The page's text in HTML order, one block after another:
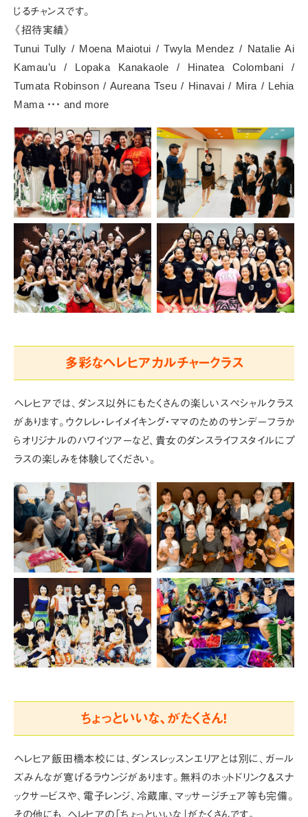
じるチャンスです。
《招待実績》
Tunui Tully / Moena Maiotui / Twyla Mendez / Natalie Ai
Kamau’u / Lopaka Kanakaole / Hinatea Colombani /
Tumata Robinson / Aureana Tseu / Hinavai / Mira / Lehia
Mama ・・・ and more
多彩なヘレヒアカルチャークラス
ヘレヒアでは、ダンス以外にもたくさんの楽しいスペシャルクラス
があります。 ウクレレ・レイメイキング・ママのためのサンデーフラか
らオリジナルのハワイツアーなど、 貴女のダンスライフスタイルにプ
ラスの楽しみを体験してください。
ちょっといいな、がたくさん!
ヘレヒア飯田橋本校には、ダンスレッスンエリアとは別に、ガール
ズみんなが寛げるラウンジがあります。 無料のホットドリンク＆スナ
ックサービスや、電子レンジ、冷蔵庫、マッサージチェア等も完備。
その他にも、ヘレヒアの「ちょっといいな」がたくさんです。